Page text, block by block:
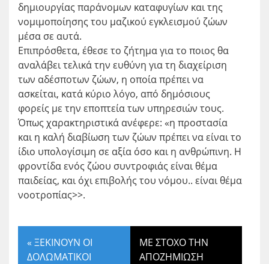
δημιουργίας παράνομων καταφυγίων και της
νομιμοποίησης του μαζικού εγκλεισμού ζώων
μέσα σε αυτά.
Επιπρόσθετα, έθεσε το ζήτημα για το ποιος θα
αναλάβει τελικά την ευθύνη για τη διαχείριση
των αδέσποτων ζώων, η οποία πρέπει να
ασκείται, κατά κύριο λόγο, από δημόσιους
φορείς με την εποπτεία των υπηρεσιών τους.
Όπως χαρακτηριστικά ανέφερε: «η προστασία
και η καλή διαβίωση των ζώων πρέπει να είναι το
ίδιο υπολογίσιμη σε αξία όσο και η ανθρώπινη. Η
φροντίδα ενός ζώου συντροφιάς είναι θέμα
παιδείας, και όχι επιβολής του νόμου.. είναι θέμα
νοοτροπίας>>.
« ΞΕΚΙΝΟΥΝ ΟΙ
ΔΟΛΩΜΑΤΙΚΟΙ
ΜΕ ΣΤΟΧΟ ΤΗΝ
ΑΠΟΖΗΜΙΩΣΗ